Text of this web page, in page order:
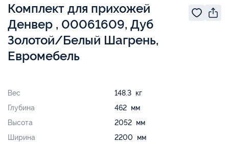
Комплект для прихожей
Денвер , 00061609, Дуб
Золотой/Белый Шагрень,
Евромебель
Вес
148.3 кг
Глубина
462 мм
Высота
2052 мм
Ширина
2200 мм